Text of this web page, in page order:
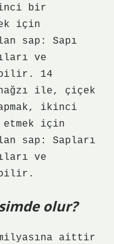
bir
için
sap: Sapı
ve
14
ile, çiçek
ikinci
için
sap: Sapları
ve
olur?
aittir